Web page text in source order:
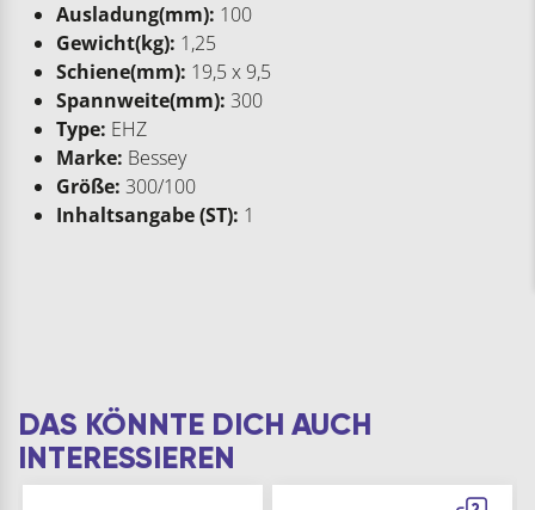
Ausladung(mm): 100
Gewicht(kg): 1,25
Schiene(mm): 19,5 x 9,5
Spannweite(mm): 300
Type: EHZ
Marke: Bessey
Größe: 300/100
Inhaltsangabe (ST): 1
DAS KÖNNTE DICH AUCH
INTERESSIEREN